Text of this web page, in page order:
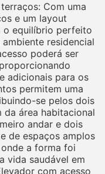
Com uma
e um layout
o equilíbrio perfeito
residencial
poderá ser
adicionais para os
permitem uma
se pelos dois
área habitacional
andar e dois
de espaços amplos
a forma foi
vida saudável em
com acesso